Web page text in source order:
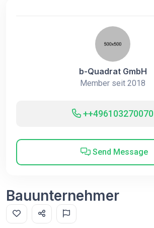
b-Quadrat GmbH
Member seit 2018
++496103270070
Send Message
Bauunternehmer